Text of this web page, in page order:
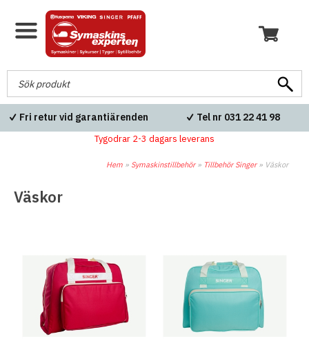
Fri retur vid garantiärenden Tel nr 031 22 41 98
Tygodrar 2-3 dagars leverans
Hem » Symaskinstillbehör» Tillbehör Singer» Väskor
Väskor